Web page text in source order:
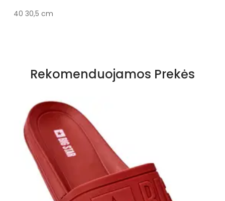
40 30,5 cm
Įsispiriami
Išorinė medžiaga
Vidus
Šiltas Ne
Kulno tipas Be kulno
Kulno aukštis 0 - 3 cm
Rekomenduojamos Prekės